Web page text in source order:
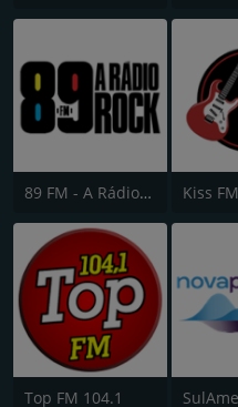
89 FM - A Rádio Rock Kiss FM
Top FM 104.1